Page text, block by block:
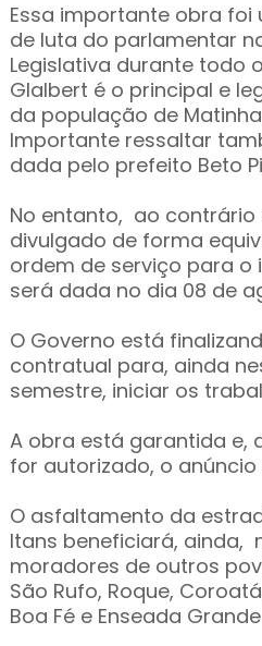
Essa importante obra foi
de luta do parlamentar
Legislativa durante todo
Glalbert é o principal e
da população de
Importante ressaltar
dada pelo prefeito Beto
No entanto, ao contrário
divulgado de forma
ordem de serviço para o
será dada no dia 08 de
O Governo está
contratual para, ainda
semestre, iniciar os
A obra está garantida e,
for autorizado, o
O asfaltamento da
Itans beneficiará, ainda,
moradores de outros
São Rufo, Roque,
Boa Fé e Enseada